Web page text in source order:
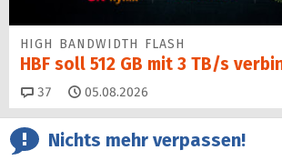
HIGH BANDWIDTH FLASH
HBF soll 512 GB mit 3 TB/s
37 Kommentare
05.08.2026
Nichts mehr verpassen!